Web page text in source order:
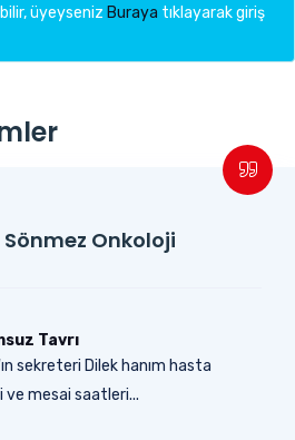
üyeyseniz Buraya tıklayarak giriş
Onkoloji
Tavrı
sekreteri Dilek hanım hasta
ve mesai saatleri...